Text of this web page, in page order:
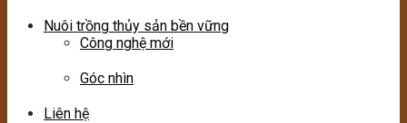
Nuôi trồng thủy sản bền vững
Công nghệ mới
Góc nhìn
Liên hệ